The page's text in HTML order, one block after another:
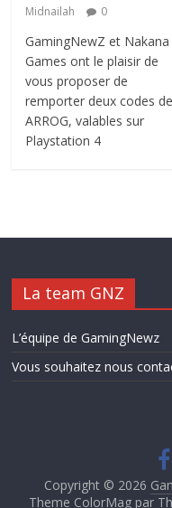
Midnailah
0
GamingNewZ et Nakana
Games ont le plaisir de
vous proposer de
remporter deux codes de
ARROG, valables sur
Playstation 4
La team GNZ
L’équipe de GamingNewz
Vous souhaitez nous
Copyright © 2026
Theme ColorMag par